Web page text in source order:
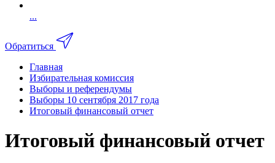
...
Обратиться
Главная
Избирательная комиссия
Выборы и референдумы
Выборы 10 сентября 2017 года
Итоговый финансовый отчет
Итоговый финансовый отчет